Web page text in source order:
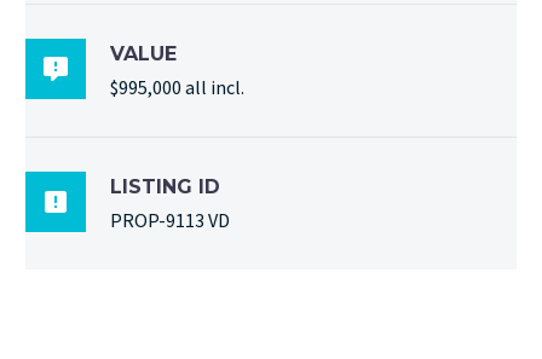

VALUE
$995,000 all incl.

LISTING ID
PROP-9113 VD